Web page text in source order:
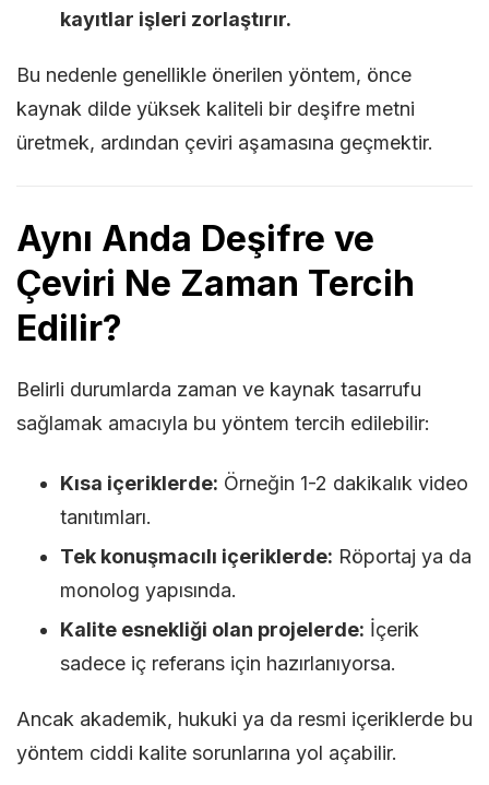
kayıtlar işleri zorlaştırır.
Bu nedenle genellikle önerilen yöntem, önce
kaynak dilde yüksek kaliteli bir deşifre metni
üretmek, ardından çeviri aşamasına geçmektir.
Aynı Anda Deşifre ve
Çeviri Ne Zaman Tercih
Edilir?
Belirli durumlarda zaman ve kaynak tasarrufu
sağlamak amacıyla bu yöntem tercih edilebilir:
Kısa içeriklerde: Örneğin 1-2 dakikalık video
tanıtımları.
Tek konuşmacılı içeriklerde: Röportaj ya da
monolog yapısında.
Kalite esnekliği olan projelerde: İçerik
sadece iç referans için hazırlanıyorsa.
Ancak akademik, hukuki ya da resmi içeriklerde bu
yöntem ciddi kalite sorunlarına yol açabilir.